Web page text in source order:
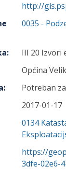
http://
0035 -
:
III 20 Izvori
Općina
:
Potreban
2017-01-17
0134
https://
3dfe-02e6-